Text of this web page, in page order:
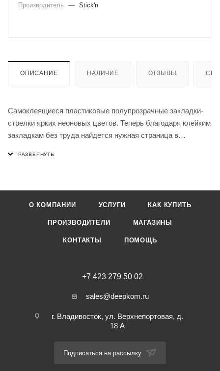
Производитель
— Stick'n
ОПИСАНИЕ НАЛИЧИЕ ОТЗЫВЫ
Самоклеящиеся пластиковые полупрозрачные закладки-
стрелки ярких неоновых цветов. Теперь благодаря клейким
закладкам без труда найдется нужная страница в
Количество в 1 упаковке – 5 цветов по 25 листов.
Цвет: желтый, розовый, голубой, зеленый, оранжевый.
О КОМПАНИИ УСЛУГИ КАК КУПИТЬ
ПРОИЗВОДИТЕЛИ МАГАЗИНЫ
КОНТАКТЫ ПОМОЩЬ
+7 423 279 50 02
sales@deepkom.ru
г. Владивосток, ул. Верхнепортовая, д.
18 А
Подписаться на рассылку